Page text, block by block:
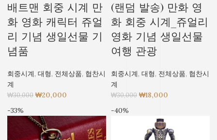
배트맨 회중 시계 만
화 영화 캐릭터 쥬얼
리 기념 생일선물 기
념품
회중시계,대형, 전체상품, 협찬시
계
₩30,000 ₩20,000
(랜덤 발송) 만화 영
화 회중 시계_쥬얼리
영화 기념 생일선물
여행 관광
회중시계, 대형, 전체상품, 협찬시
계
₩30,000 ₩18,000
-33%
-40%